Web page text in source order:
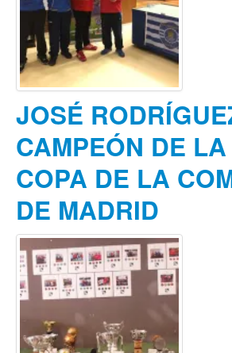
JOSÉ
CAMPEÓN DE
COPA DE LA
DE MADRID